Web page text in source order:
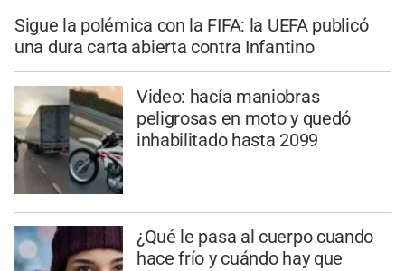
Sigue la polémica con la FIFA: la UEFA publicó
una dura carta abierta contra Infantino
Video: hacía maniobras
peligrosas en moto y quedó
inhabilitado hasta 2099
¿Qué le pasa al cuerpo cuando
hace frío y cuándo hay que